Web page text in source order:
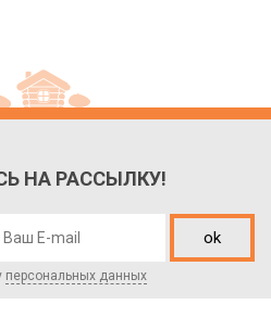
НА РАССЫЛКУ!
ok
персональных данных